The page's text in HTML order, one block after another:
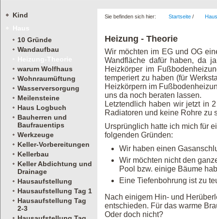
Kind
10 Gründe
Wandaufbau
warum Wolfhaus
Wohnraumüftung
Wasserversorgung
Meilensteine
Haus Logbuch
Bauherren und
Baufrauentips
Werkzeuge
Keller-Vorbereitungen
Kellerbau
Keller Abdichtung und
Drainage
Hausaufstellung
Hausaufstellung Tag 1
Hausaufstellung Tag
2-3
Sie befinden sich hier: Startseite / Haus
Heizung - Theorie
Wir möchten im EG und OG
Wandfläche dafür haben, da
Heizkörper im
temperiert zu haben (für
Heizkörpern im
uns da noch beraten lassen.
Letztendlich haben wir jetzt in
Radiatoren und keine Rohre zu
Ursprünglich hatte ich mich für
folgenden Gründen:
Wir haben einen
Wir möchten nicht den
Pool bzw. einige Bäume
Eine Tiefenbohrung ist zu
Nach einigem Hin- und
entschieden. Für das warme
Oder doch nicht?